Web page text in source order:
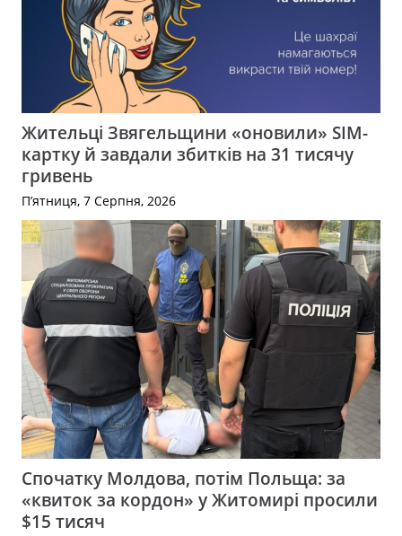
Жительці Звягельщини «оновили» SIM-
картку й завдали збитків на 31 тисячу
гривень
П’ятниця, 7 Серпня, 2026
Спочатку Молдова, потім Польща: за
«квиток за кордон» у Житомирі просили
$15 тисяч